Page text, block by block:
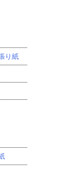
り紙